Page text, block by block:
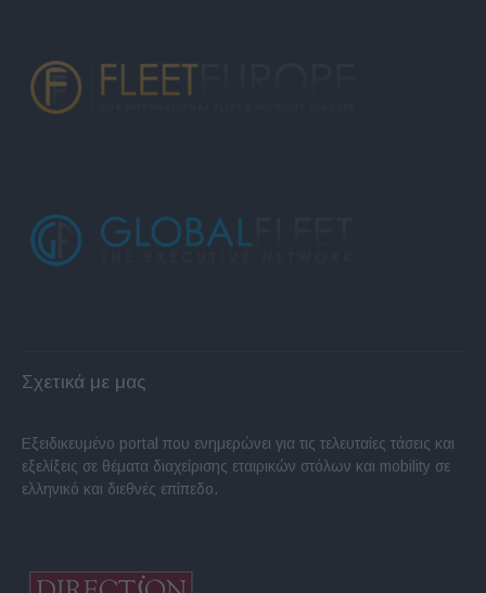
Σχετικά με μας
Εξειδικευμένο portal που ενημερώνει για τις τελευταίες τάσεις και
εξελίξεις σε θέματα διαχείρισης εταιρικών στόλων και mobility σε
ελληνικό και διεθνές επίπεδο.